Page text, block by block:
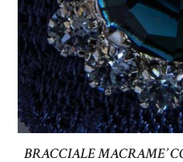
BRACCIALE MACRAME’